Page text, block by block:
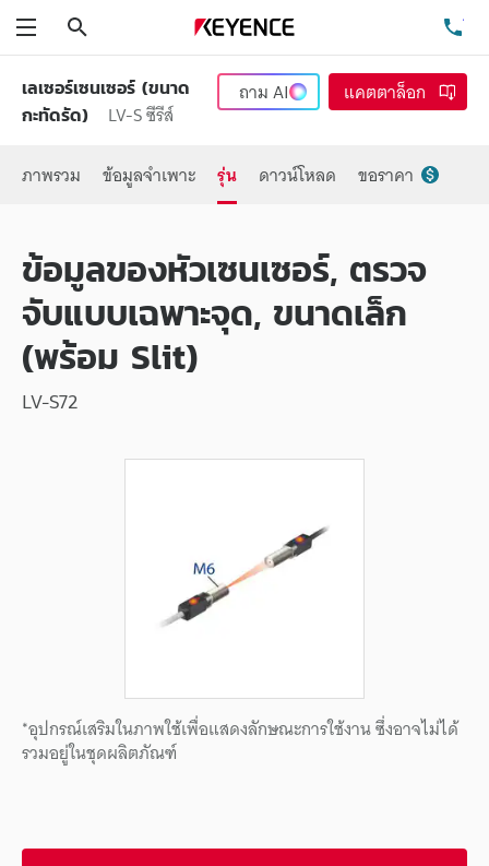
เลเซอร์เซนเซอร์ (ขนาด
กะทัดรัด)
LV-S ซีรีส์
ถามAI แคตตาล็อก
ภาพรวม ข้อมูลจำเพาะ รุ่น ดาวน์โหลด ขอราคา
ข้อมูลของหัวเซนเซอร์, ตรวจ
จับแบบเฉพาะจุด, ขนาดเล็ก
(พร้อม Slit)
LV-S72
*อุปกรณ์เสริมในภาพใช้เพื่อแสดงลักษณะการใช้งาน ซึ่งอาจไม่ได้
รวมอยู่ในชุดผลิตภัณฑ์